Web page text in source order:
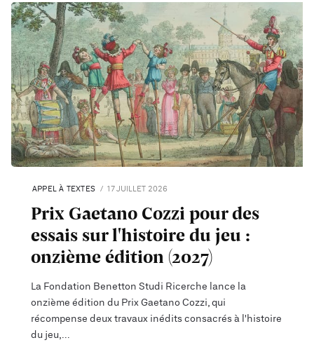
APPEL À TEXTES 17 JUILLET 2026
Prix Gaetano Cozzi pour des
essais sur l'histoire du jeu :
onzième édition (2027)
La Fondation Benetton Studi Ricerche lance la
onzième édition du Prix Gaetano Cozzi, qui
récompense deux travaux inédits consacrés à l'histoire
du jeu,